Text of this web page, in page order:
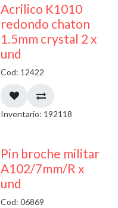
50% DESCUENTO
Acrilico K1010
redondo chaton
1.5mm crystal 2 x
und
Cod: 12422
Inventario: 192118
Pin broche militar
A102/7mm/R x
und
Cod: 06869